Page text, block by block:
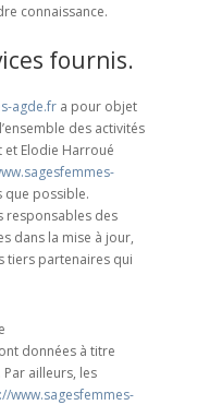
connaissance.
fournis.
agde.fra pour objet
des activités
et Elodie Harroué
possible.
responsables des
dans la mise à jour,
tiers partenaires qui
données à titre
ailleurs, les
www.sagesfemmes-